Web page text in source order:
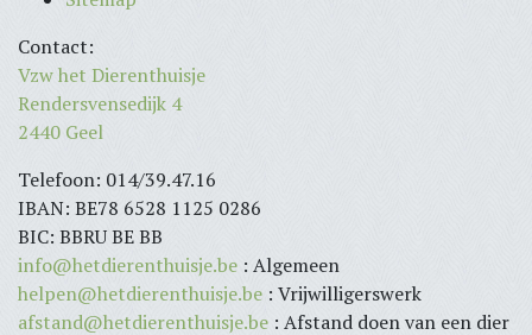
Contact:
Vzw het Dierenthuisje
Rendersvensedijk 4
2440 Geel
Telefoon: 014/39.47.16
IBAN: BE78 6528 1125 0286
BIC: BBRU BE BB
info@hetdierenthuisje.be : Algemeen
helpen@hetdierenthuisje.be : Vrijwilligerswerk
afstand@hetdierenthuisje.be : Afstand doen van een dier